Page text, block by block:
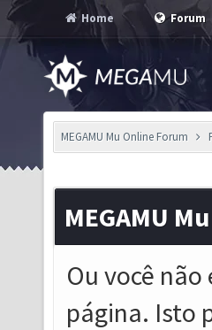
Home Forum
MEGAMU Mu Online Forum
MEGAMU
Ou você
página. Isto